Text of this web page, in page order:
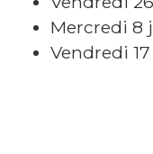
Mercredi 8
Vendredi
H
u